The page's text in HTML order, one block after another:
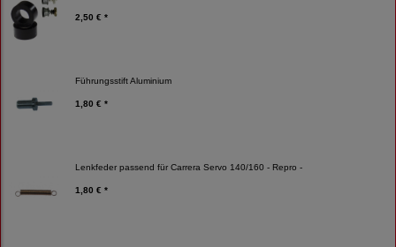
2,50 € *
Führungsstift Aluminium
1,80 € *
Lenkfeder passend für Carrera Servo 140/160 - Repro -
1,80 € *